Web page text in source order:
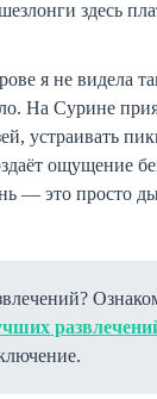
здесь
я не видела
На Сурине
устраивать
ощущение
— это просто